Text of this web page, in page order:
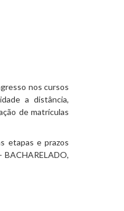
nos cursos
a distância,
de matrículas
etapas e prazos